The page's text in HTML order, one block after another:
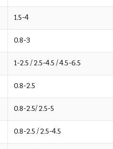
1.5-4
0.8-3
1-2.5 / 2.5-4.5 / 4.5-6.5
0.8-2.5
0.8-2.5/ 2.5-5
0.8-2.5 / 2.5-4.5